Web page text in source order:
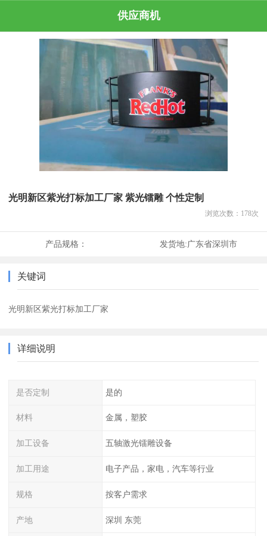
供应商机
光明新区紫光打标加工厂家 紫光镭雕 个性定制
浏览次数： 178次
产品规格： 发货地:广东省深圳市
关键词
光明新区紫光打标加工厂家
详细说明
是否定制 是的
材料 金属，塑胶
加工设备 五轴激光镭雕设备
加工用途 电子产品，家电，汽车等行业
规格 按客户需求
产地 深圳 东莞